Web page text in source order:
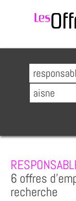
6 offres
recherche